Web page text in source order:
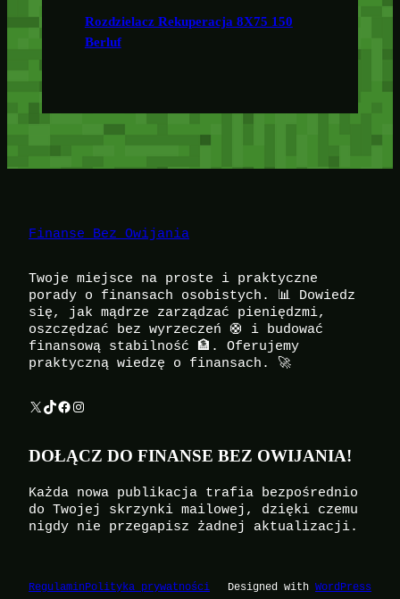
Rozdzielacz Rekuperacja 8X75 150
Berluf
Finanse Bez Owijania
Twoje miejsce na proste i praktyczne
porady o finansach osobistych. 📊 Dowiedz
się, jak mądrze zarządzać pieniędzmi,
oszczędzać bez wyrzeczeń 🛟 i budować
finansową stabilność 🏦. Oferujemy
praktyczną wiedzę o finansach. 🚀
X TikTok Facebook Instagram
DOŁĄCZ DO FINANSE BEZ OWIJANIA!
Każda nowa publikacja trafia bezpośrednio
do Twojej skrzynki mailowej, dzięki czemu
nigdy nie przegapisz żadnej aktualizacji.
RegulaminPolityka prywatności Designed with WordPress